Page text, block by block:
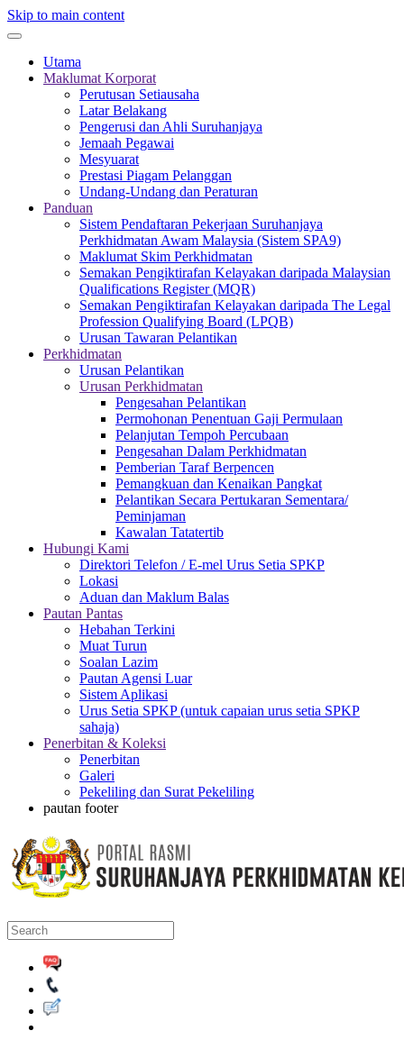
Skip to main content
Utama
Maklumat Korporat
Perutusan Setiausaha
Latar Belakang
Pengerusi dan Ahli Suruhanjaya
Jemaah Pegawai
Mesyuarat
Prestasi Piagam Pelanggan
Undang-Undang dan Peraturan
Panduan
Sistem Pendaftaran Pekerjaan Suruhanjaya
Perkhidmatan Awam Malaysia (Sistem SPA9)
Maklumat Skim Perkhidmatan
Semakan Pengiktirafan Kelayakan daripada Malaysian
Qualifications Register (MQR)
Semakan Pengiktirafan Kelayakan daripada The Legal
Profession Qualifying Board (LPQB)
Urusan Tawaran Pelantikan
Perkhidmatan
Urusan Pelantikan
Urusan Perkhidmatan
Pengesahan Pelantikan
Permohonan Penentuan Gaji Permulaan
Pelanjutan Tempoh Percubaan
Pengesahan Dalam Perkhidmatan
Pemberian Taraf Berpencen
Pemangkuan dan Kenaikan Pangkat
Pelantikan Secara Pertukaran Sementara/
Peminjaman
Kawalan Tatatertib
Hubungi Kami
Direktori Telefon / E-mel Urus Setia SPKP
Lokasi
Aduan dan Maklum Balas
Pautan Pantas
Hebahan Terkini
Muat Turun
Soalan Lazim
Pautan Agensi Luar
Sistem Aplikasi
Urus Setia SPKP (untuk capaian urus setia SPKP
sahaja)
Penerbitan & Koleksi
Penerbitan
Galeri
Pekeliling dan Surat Pekeliling
pautan footer